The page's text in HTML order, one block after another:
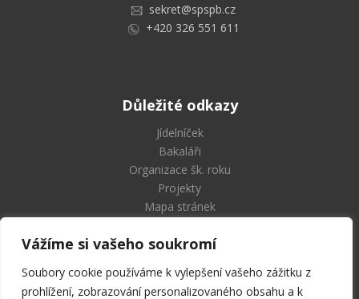
Vážíme si vašeho soukromí
Soubory cookie používáme k vylepšení vašeho zážitku z
prohlížení, zobrazování personalizovaného obsahu a k
sekret@spspb.cz
+420 326 551 611
Důležité odkazy
Jídelníček
Bakaláři
Organizace šk. roku
Projekty
Mapa stránek
Střední průmyslová škola
a Vyšší odborná škola Příbram